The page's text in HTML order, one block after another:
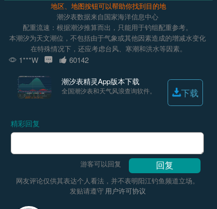
地区、地图按钮可以帮助你找到目的地
潮汐表数据来自国家海洋信息中心
配重流速：根据潮汐推算而出，只能用于钓组配重参考。
本潮汐为天文潮位，不包括由于气象或其他因素造成的增减水变化
在特殊情况下，还应考虑台风、寒潮和洪水等因素。
1***W 60142
潮汐表精灵App版本下载
全国潮汐表和天气风浪查询软件。 下载
精彩回复
游客可以回复
网友评论仅供其表达个人看法，并不表明阳江钓鱼频道立场。
发贴请遵守 用户许可协议